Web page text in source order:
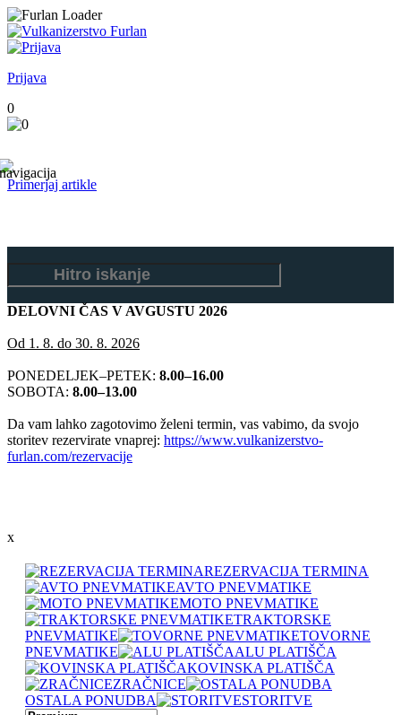
Prijava
0
Primerjaj artikle
DELOVNI ČAS V AVGUSTU 2026
Od 1. 8. do 30. 8. 2026
PONEDELJEK–PETEK: 8.00–16.00
SOBOTA: 8.00–13.00
Da vam lahko zagotovimo želeni termin, vas vabimo, da svojo
storitev rezervirate vnaprej: https://www.vulkanizerstvo-
furlan.com/rezervacije
x
REZERVACIJA TERMINA
AVTO PNEVMATIKE
MOTO PNEVMATIKE
TRAKTORSKE
PNEVMATIKE
TOVORNE
PNEVMATIKE
ALU PLATIŠČA
KOVINSKA PLATIŠČA
ZRAČNICE
OSTALA PONUDBA
STORITVE